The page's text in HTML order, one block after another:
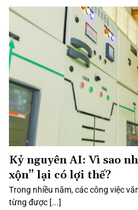
Kỷ nguyên AI: Vì sao
xộn” lại có lợi thế?
Trong nhiều năm, các công việc
từng được [...]